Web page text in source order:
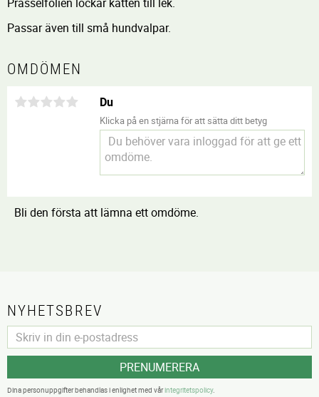
Prasselfolien lockar katten till lek.
Passar även till små hundvalpar.
OMDÖMEN
Du
Klicka på en stjärna för att sätta ditt betyg
Bli den första att lämna ett omdöme.
NYHETSBREV
PRENUMERERA
Dina personuppgifter behandlas i enlighet med vårintegritetspolicy.